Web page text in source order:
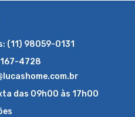
(11) 98059-0131
4728
das 09h00 às 17h00